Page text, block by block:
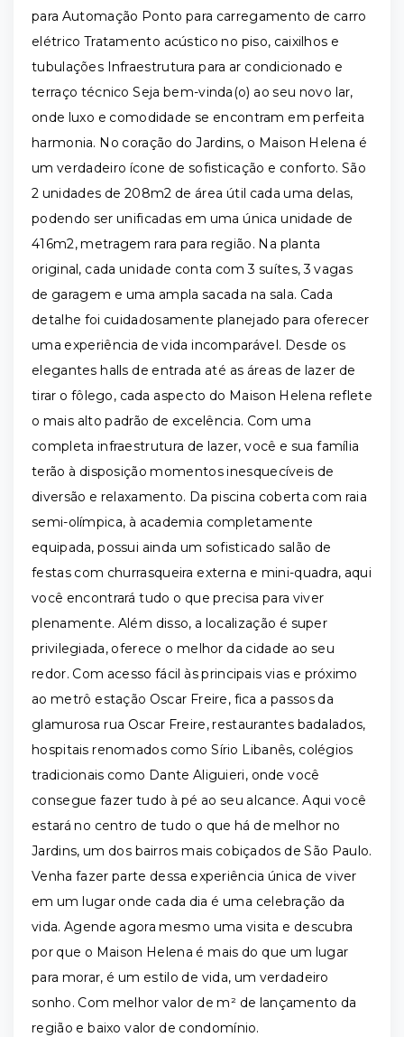
para Automação Ponto para carregamento de carro
elétrico Tratamento acústico no piso, caixilhos e
tubulações Infraestrutura para ar condicionado e
terraço técnico Seja bem-vinda(o) ao seu novo lar,
onde luxo e comodidade se encontram em perfeita
harmonia. No coração do Jardins, o Maison Helena é
um verdadeiro ícone de sofisticação e conforto. São
2 unidades de 208m2 de área útil cada uma delas,
podendo ser unificadas em uma única unidade de
416m2, metragem rara para região. Na planta
original, cada unidade conta com 3 suítes, 3 vagas
de garagem e uma ampla sacada na sala. Cada
detalhe foi cuidadosamente planejado para oferecer
uma experiência de vida incomparável. Desde os
elegantes halls de entrada até as áreas de lazer de
tirar o fôlego, cada aspecto do Maison Helena reflete
o mais alto padrão de excelência. Com uma
completa infraestrutura de lazer, você e sua família
terão à disposição momentos inesquecíveis de
diversão e relaxamento. Da piscina coberta com raia
semi-olímpica, à academia completamente
equipada, possui ainda um sofisticado salão de
festas com churrasqueira externa e mini-quadra, aqui
você encontrará tudo o que precisa para viver
plenamente. Além disso, a localização é super
privilegiada, oferece o melhor da cidade ao seu
redor. Com acesso fácil às principais vias e próximo
ao metrô estação Oscar Freire, fica a passos da
glamurosa rua Oscar Freire, restaurantes badalados,
hospitais renomados como Sírio Libanês, colégios
tradicionais como Dante Aliguieri, onde você
consegue fazer tudo à pé ao seu alcance. Aqui você
estará no centro de tudo o que há de melhor no
Jardins, um dos bairros mais cobiçados de São Paulo.
Venha fazer parte dessa experiência única de viver
em um lugar onde cada dia é uma celebração da
vida. Agende agora mesmo uma visita e descubra
por que o Maison Helena é mais do que um lugar
para morar, é um estilo de vida, um verdadeiro
sonho. Com melhor valor de m² de lançamento da
região e baixo valor de condomínio.